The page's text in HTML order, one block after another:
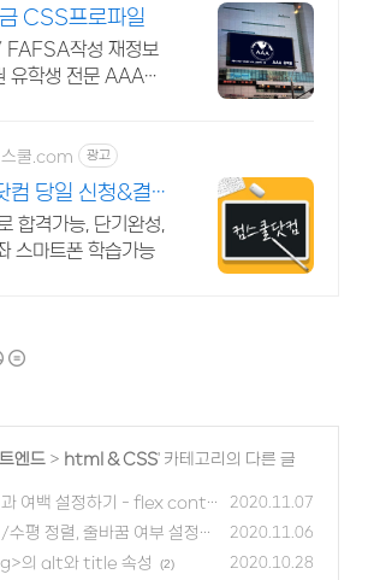
CSS프로파일
작성 재정보
유학생 전문 AAA유
쿨.com 광고
컴 당일 신청&결
합격가능, 단기완성,
스마트폰 학습가능
엔드 > html & CSS' 카테고리의 다른 글
여백 설정하기 - flex conta
2020.11.07
평 정렬, 줄바꿈 여부 설정하
속성(1) (0)
2020.11.06
의 alt와 title 속성 (2) 2020.10.28